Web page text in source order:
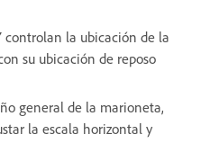
controlan la ubicación de la
su ubicación de reposo
general de la marioneta,
la escala horizontal y